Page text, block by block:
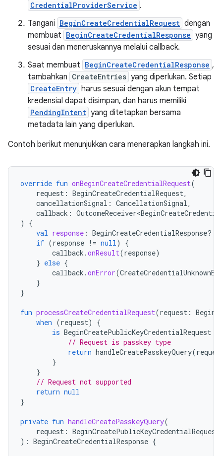
CredentialProviderService .
Tangani BeginCreateCredentialRequest dengan
membuat BeginCreateCredentialResponse yang
sesuai dan meneruskannya melalui callback.
Saat membuat BeginCreateCredentialResponse ,
tambahkan CreateEntries yang diperlukan. Setiap
CreateEntry harus sesuai dengan akun tempat
kredensial dapat disimpan, dan harus memiliki
PendingIntent yang ditetapkan bersama
metadata lain yang diperlukan.
Contoh berikut menunjukkan cara menerapkan langkah ini.
override fun onBeginCreateCredentialRequest(
request : BeginCreateCredentialRequest,
cancellationSignal : CancellationSignal,
callback :
)
{
val response : BeginCreateCredentialResponse?
if (response != null)
{
callback .onResult(response)
} else {
callback .onError(
}
}
fun processCreateCredentialRequest(request :
when (request)
{
is BeginCreatePublicKeyCredentialRequest
// Request is passkey type
return handleCreatePasskeyQuery(
}
}
// Request not supported
return null
}
private fun handleCreatePasskeyQuery(
request : BeginCreatePublicKeyCredentialRequest
): BeginCreateCredentialResponse {